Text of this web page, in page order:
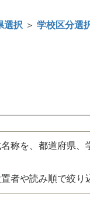
選択 ＞ 学校区分選
称を、都道府県
者や読み順で絞り